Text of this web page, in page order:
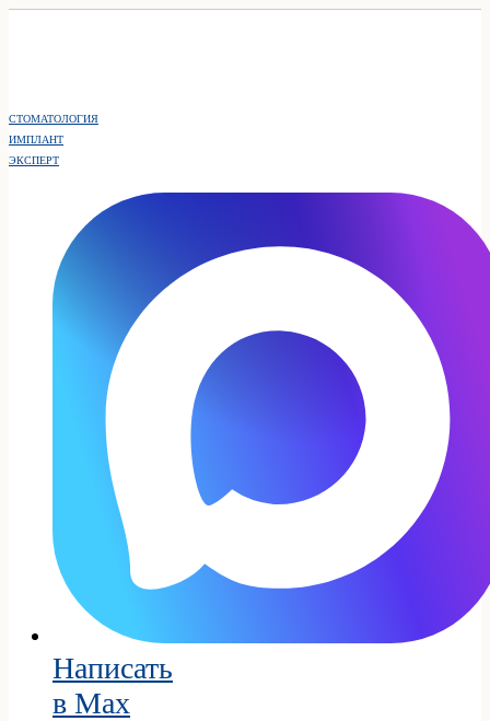
СТОМАТОЛОГИЯ
ИМПЛАНТ
ЭКСПЕРТ
Написать
в Max